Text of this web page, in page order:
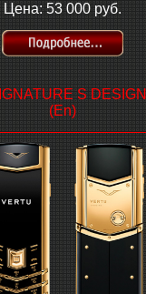
Цена: 53 000 руб.
S
(En)